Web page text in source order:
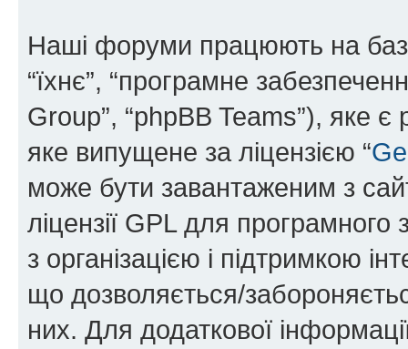
Наші форуми працюють на
“їхнє”, “програмне
Group”, “phpBB Teams”), яке
яке випущене за ліцензією “
може бути завантаженим з
ліцензії GPL для
з організацією і підтримкою
що дозволяється/
них. Для додаткової